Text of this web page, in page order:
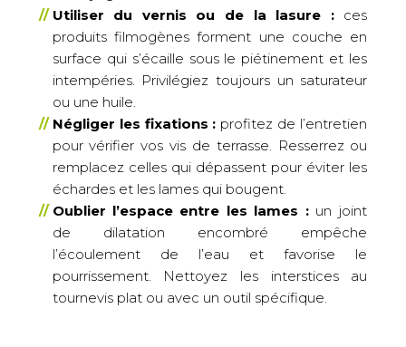
Utiliser du vernis ou de la lasure : ces
produits filmogènes forment une couche en
surface qui s’écaille sous le piétinement et les
intempéries. Privilégiez toujours un saturateur
ou une huile.
Négliger les fixations : profitez de l’entretien
pour vérifier vos vis de terrasse. Resserrez ou
remplacez celles qui dépassent pour éviter les
échardes et les lames qui bougent.
Oublier l’espace entre les lames : un joint
de dilatation encombré empêche
l’écoulement de l’eau et favorise le
pourrissement. Nettoyez les interstices au
tournevis plat ou avec un outil spécifique.